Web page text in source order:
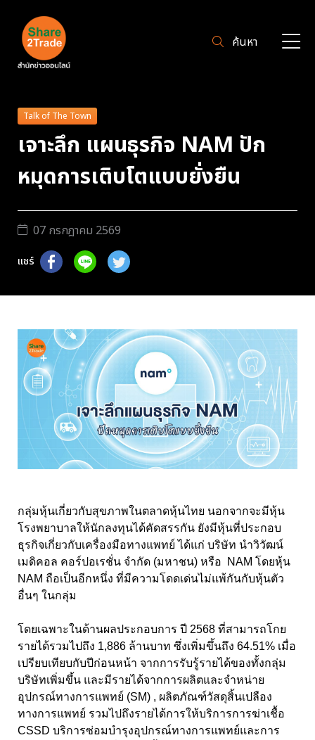
ค้นหา
Talk of The Town
เจาะลึก แผนธุรกิจ NAM ปัก
หมุดการเติบโตแบบยั่งยืน
07 กรกฎาคม 2569
แชร์
กลุ่มหุ้นเกี่ยวกับสุขภาพในตลาดหุ้นไทย นอกจากจะมีหุ้น
โรงพยาบาลให้นักลงทุนได้คัดสรรกัน ยังมีหุ้นที่ประกอบ
ธุรกิจเกี่ยวกับเครื่องมือทางแพทย์ ได้แก่ บริษัท นำวิวัฒน์
เมดิคอล คอร์ปอเรชั่น จำกัด (มหาชน) หรือ NAM โดยหุ้น
NAM ถือเป็นอีกหนึ่ง ที่มีความโดดเด่นไม่แพ้กันกับหุ้นตัว
อื่นๆ ในกลุ่ม
โดยเฉพาะในด้านผลประกอบการ ปี 2568 ที่สามารถโกย
รายได้รวมไปถึง 1,886 ล้านบาท ซึ่งเพิ่มขึ้นถึง 64.51% เมื่อ
เปรียบเทียบกับปีก่อนหน้า จากการรับรู้รายได้ของทั้งกลุ่ม
บริษัทเพิ่มขึ้น และมีรายได้จากการผลิตและจำหน่าย
อุปกรณ์ทางการแพทย์ (SM) , ผลิตภัณฑ์วัสดุสิ้นเปลือง
ทางการแพทย์ รวมไปถึงรายได้การให้บริการการฆ่าเชื้อ
CSSD บริการซ่อมบำรุงอุปกรณ์ทางการแพทย์และการ